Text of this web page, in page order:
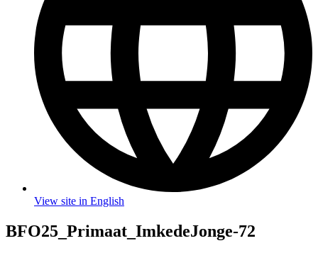
View site in English
BFO25_Primaat_ImkedeJonge-72